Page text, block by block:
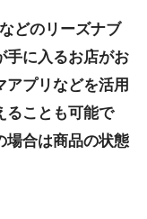
などのリーズナブ
手に入るお店がお
アプリなどを活用
ることも可能で
場合は商品の状態